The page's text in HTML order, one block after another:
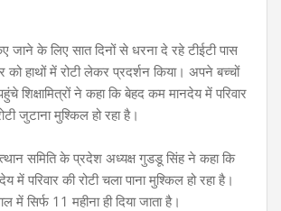
जाने के लिए सात दिनों से धरना दे रहे टीईटी पास
को हाथों में रोटी लेकर प्रदर्शन किया। अपने बच्चों
शिक्षामित्रों ने कहा कि बेहद कम मानदेय में परिवार
जुटाना मुश्किल हो रहा है।
समिति के प्रदेश अध्यक्ष गुडडू सिंह ने कहा कि
में परिवार की रोटी चला पानामुश्किल हो रहा है।
में सिर्फ 11 महीना ही दिया जाता है।